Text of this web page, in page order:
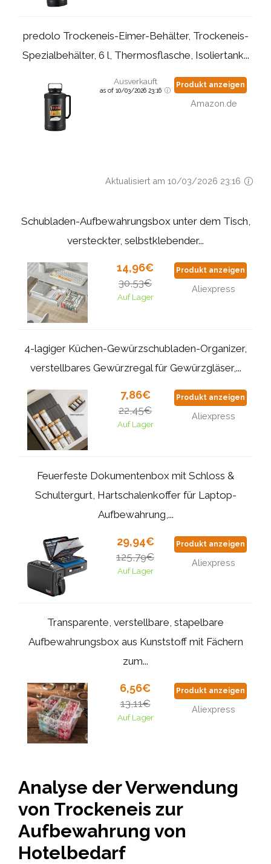
predolo Trockeneis-Eimer-Behälter, Trockeneis-
Spezialbehälter, 6 l, Thermosflasche, Isoliertank...
Ausverkauft
as of 10/03/2026 23:16
Produkt anzeigen
Amazon.de
Aktualisiert am 10/03/2026 23:16
Schubladen-Aufbewahrungsbox unter dem Tisch,
versteckter, selbstklebender...
14,96€
30,53€
Auf Lager
Produkt anzeigen
Aliexpress
4-lagiger Küchen-Gewürzschubladen-Organizer,
verstellbares Gewürzregal für Gewürzgläser,...
7,86€
22,45€
Auf Lager
Produkt anzeigen
Aliexpress
Feuerfeste Dokumentenbox mit Schloss &
Schultergurt, Hartschalenkoffer für Laptop-
Aufbewahrung,...
29,94€
125,79€
Auf Lager
Produkt anzeigen
Aliexpress
Transparente, verstellbare, stapelbare
Aufbewahrungsbox aus Kunststoff mit Fächern
zum...
6,56€
13,11€
Auf Lager
Produkt anzeigen
Aliexpress
Analyse der Verwendung
von Trockeneis zur
Aufbewahrung von
Hotelbedarf